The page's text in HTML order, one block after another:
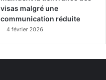
visas malgré une
communication réduite
4 février 2026